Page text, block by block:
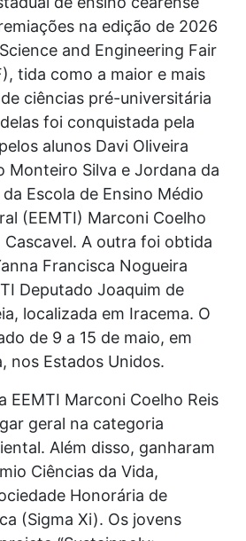
na edição de 2026
and Engineering Fair
tida como a maior e mais
ciências pré-universitária
foi conquistada pela
alunos Davi Oliveira
Monteiro Silva e Jordana da
Escola de Ensino Médio
(EEMTI) Marconi Coelho
Cascavel. A outra foi obtida
Francisca Nogueira
Deputado Joaquim de
localizada em Iracema. O
de 9 a 15 de maio, em
nos Estados Unidos.
EEMTI Marconi Coelho Reis
geral na categoria
Além disso, ganharam
Ciências da Vida,
Honorária de
(Sigma Xi). Os jovens